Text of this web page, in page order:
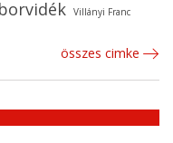
Villányi Franc
összes cimke